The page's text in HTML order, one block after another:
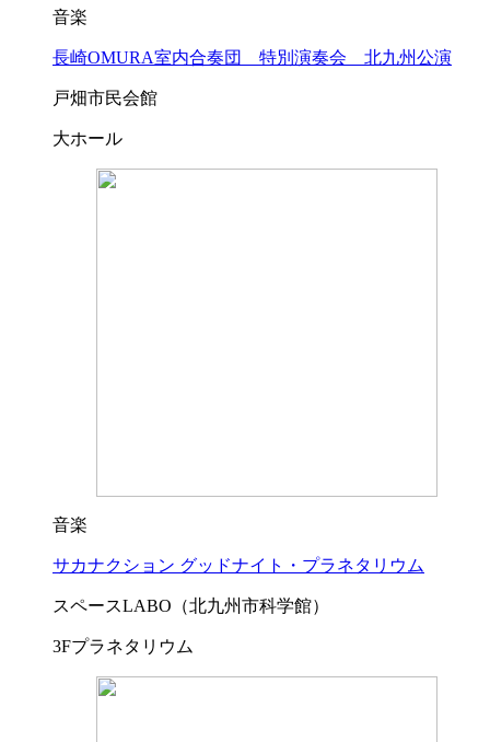
音楽
長崎OMURA室内合奏団 特別演奏会 北九州公演
戸畑市民会館
大ホール
音楽
サカナクション グッドナイト・プラネタリウム
スペースLABO（北九州市科学館）
3Fプラネタリウム